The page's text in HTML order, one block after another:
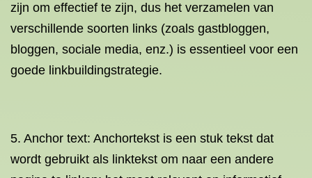
zijn om effectief te zijn, dus het verzamelen van
verschillende soorten links (zoals gastbloggen,
bloggen, sociale media, enz.) is essentieel voor een
goede linkbuildingstrategie.
5. Anchor text: Anchortekst is een stuk tekst dat
wordt gebruikt als linktekst om naar een andere